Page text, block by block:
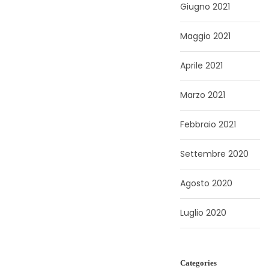
Giugno 2021
Maggio 2021
Aprile 2021
Marzo 2021
Febbraio 2021
Settembre 2020
Agosto 2020
Luglio 2020
Categories